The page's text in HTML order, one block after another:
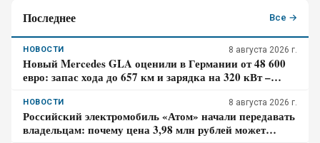
Последнее Все →
НОВОСТИ 8 августа 2026 г.
Новый Mercedes GLA оценили в Германии от 48 600
евро: запас хода до 657 км и зарядка на 320 кВт –
НОВОСТИ 8 августа 2026 г.
Российский электромобиль «Атом» начали передавать
владельцам: почему цена 3,98 млн рублей может